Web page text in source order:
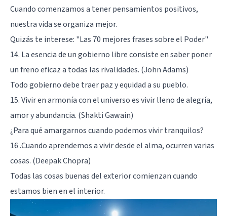
Cuando comenzamos a tener pensamientos positivos,
nuestra vida se organiza mejor.
Quizás te interese: "Las 70 mejores frases sobre el Poder"
14. La esencia de un gobierno libre consiste en saber poner
un freno eficaz a todas las rivalidades. (John Adams)
Todo gobierno debe traer paz y equidad a su pueblo.
15. Vivir en armonía con el universo es vivir lleno de alegría,
amor y abundancia. (Shakti Gawain)
¿Para qué amargarnos cuando podemos vivir tranquilos?
16 .Cuando aprendemos a vivir desde el alma, ocurren varias
cosas. (Deepak Chopra)
Todas las cosas buenas del exterior comienzan cuando
estamos bien en el interior.